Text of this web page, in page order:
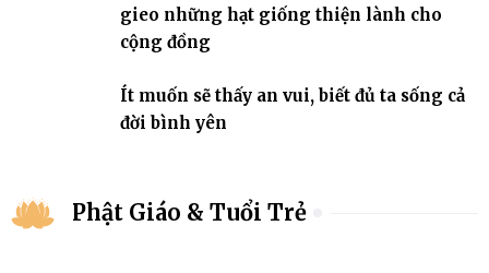
gieo những hạt giống thiện lành cho
cộng đồng
Ít muốn sẽ thấy an vui, biết đủ ta sống cả
đời bình yên
Phật Giáo & Tuổi Trẻ